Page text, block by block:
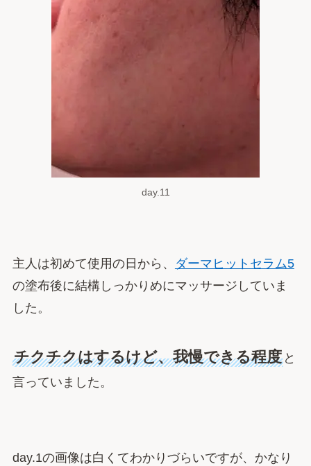
day.11
主人は初めて使用の日から、
ダーマヒットセラム5
の塗布後に結構しっかりめにマッサージしていま
した。
チクチクはするけど、我慢できる程度と
言っていました。
day.1の画像は白くてわかりづらいですが、かなり